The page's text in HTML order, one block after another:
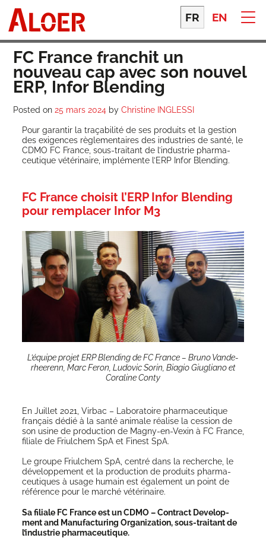
content
FR EN
FC France franchit un
nouveau cap avec son nouvel
ERP, Infor Blending
Posted on 25 mars 2024by Christine INGLESSI
Pour garan­tir la tra­ça­bi­li­té de ses pro­duits et la ges­tion
des exi­gences règle­men­taires des indus­tries de san­té, le
CDMO FC France, sous-trai­tant de l’industrie phar­ma­
ceu­tique vété­ri­naire, implé­mente l’ERP Infor Blending.
FC France choisit l’ERP Infor Blending
pour remplacer Infor M3
L’é­quipe pro­jet ERP Blen­ding de FC France – Bru­no Van­de­
rhee­renn, Marc Feron, Ludo­vic Sorin, Bia­gio Giu­glia­no et
Cora­line Conty
En Juillet 2021, Vir­bac – Labo­ra­toire phar­ma­ceu­tique
fran­çais dédié à la san­té ani­male réa­lise la ces­sion de
son usine de pro­duc­tion de Magny-en-Vexin à FC France,
filiale de Friul­chem ​​SpA et Finest SpA.
Le groupe Friul­chem ​​SpA, cen­tré dans la recherche, le
déve­lop­pe­ment et la pro­duc­tion de pro­duits phar­ma­
ceu­tiques à usage humain est éga­le­ment un point de
réfé­rence pour le mar­ché vétérinaire.
Sa filiale FC France est un CDMO – Contract Deve­lop­
ment and Manu­fac­tu­ring Orga­ni­za­tion, sous-trai­tant de
l’industrie pharmaceutique.